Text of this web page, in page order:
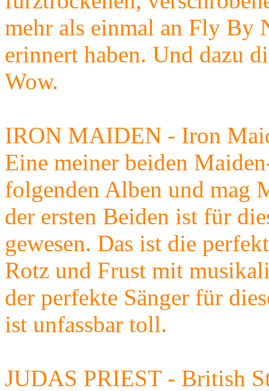
mehr als einmal an Fly By
erinnert haben. Und dazu
Wow.
IRON MAIDEN - Iron
Eine meiner beiden
folgenden Alben und mag
der ersten Beiden ist für
gewesen. Das ist die
Rotz und Frust mit
der perfekte Sänger für
ist unfassbar toll.
JUDAS PRIEST - British